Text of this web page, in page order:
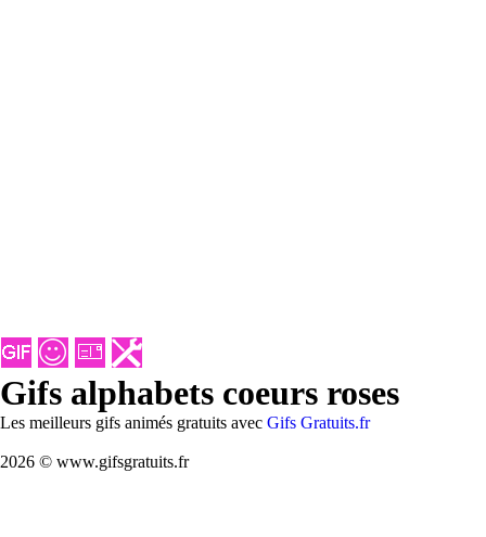
Gifs alphabets coeurs roses
Les meilleurs gifs animés gratuits avec Gifs Gratuits.fr
2026 © www.gifsgratuits.fr